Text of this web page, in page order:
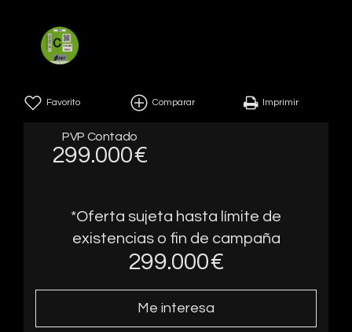
Favorito Comparar Imprimir
PVP Contado
299.000€
*Oferta sujeta hasta límite de
existencias o fin de campaña
299.000€
Me interesa